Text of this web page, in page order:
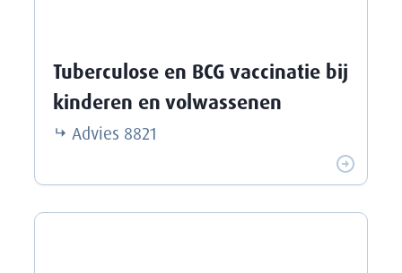
Tuberculose en BCG vaccinatie bij
kinderen en volwassenen
Advies 8821